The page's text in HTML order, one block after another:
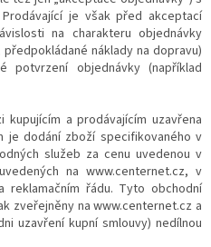
je však před akceptací
na charakteru objednávky
náklady na dopravu)
potvrzení objednávky (například
a prodávajícím uzavřena
je dodání zboží specifikovaného v
služeb za cenu uvedenou v
na www.centernet.cz, v
reklamačním řádu. Tyto obchodní
zveřejněny na www.centernet.cz a
uzavření kupní smlouvy) nedílnou